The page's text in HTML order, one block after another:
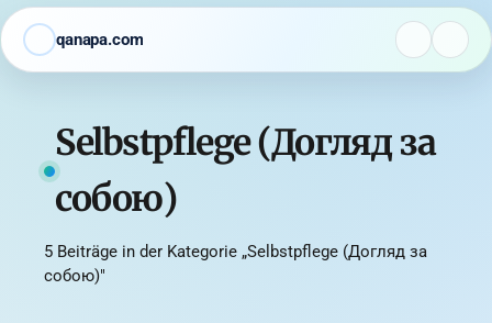
qanapa.com
Selbstpflege (Догляд за
собою)
5 Beiträge in der Kategorie „Selbstpflege (Догляд за
собою)"